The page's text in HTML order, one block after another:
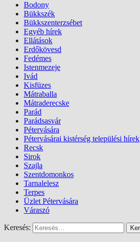
Bodony
Bükkszék
Bükkszenterzsébet
Egyéb hírek
Ellátások
Erdőkövesd
Fedémes
Istenmezeje
Ivád
Kisfüzes
Mátraballa
Mátraderecske
Parád
Parádsasvár
Pétervására
Pétervásárai kistérség települési hírek
Recsk
Sirok
Szajla
Szentdomonkos
Tarnalelesz
Terpes
Üzlet Pétervására
Váraszó
Keresés: